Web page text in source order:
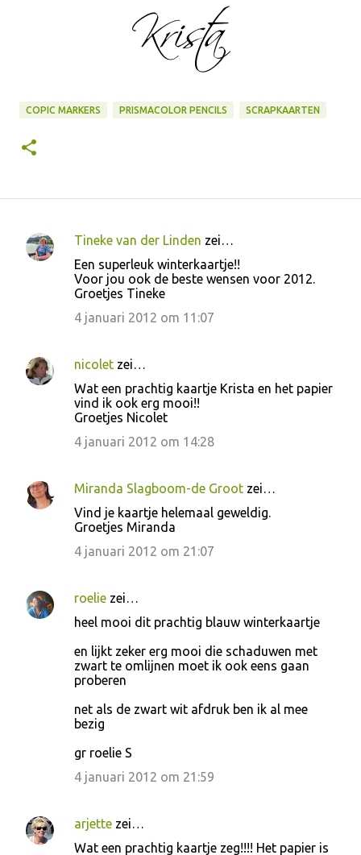
COPIC MARKERS PRISMACOLOR PENCILS SCRAPKAARTEN
R
i
e
Tineke van der Linden zei…
Een superleuk winterkaartje!!
Voor jou ook de beste wensen voor 2012.
Groetjes Tineke
4 januari 2012 om 11:07
nicolet zei…
Wat een prachtig kaartje Krista en het papier
vind ik ook erg mooi!!
Groetjes Nicolet
4 januari 2012 om 14:28
Miranda Slagboom-de Groot zei…
Vind je kaartje helemaal geweldig.
Groetjes Miranda
4 januari 2012 om 21:07
roelie zei…
heel mooi dit prachtig blauw winterkaartje
en lijkt zeker erg mooi die schaduwen met
zwart te omlijnen moet ik ook eens gaan
proberen
net als de zwart wit afdruk ben ik al mee
bezig
gr roelie S
4 januari 2012 om 21:59
arjette zei…
Wat een prachtig kaartje zeg!!!! Het papier is